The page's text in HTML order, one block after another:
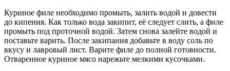
Куриное филе необходимо промыть, залить водой и довести
до кипения. Как только вода закипит, её следует слить, а филе
промыть под проточной водой. Затем снова залейте водой и
поставьте варить. После закипания добавьте в воду соль по
вкусу и лавровый лист. Варите филе до полной готовности.
Отваренное куриное мясо нарежьте мелкими кусочками.